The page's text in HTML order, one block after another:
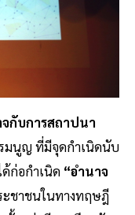
กับการสถาปนา
มนูญ ที่มีจุดกำเนิดนับ
ก่อกำเนิด “อำนาจ
ชาชนในทางทฤษฎี